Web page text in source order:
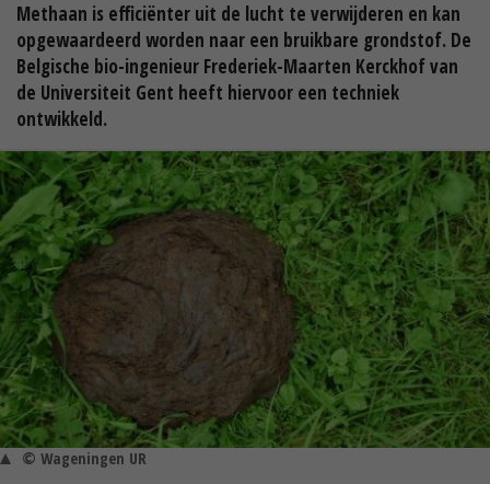
Methaan is efficiënter uit de lucht te verwijderen en kan
opgewaardeerd worden naar een bruikbare grondstof. De
Belgische bio-ingenieur Frederiek-Maarten Kerckhof van
de Universiteit Gent heeft hiervoor een techniek
ontwikkeld.
© Wageningen UR